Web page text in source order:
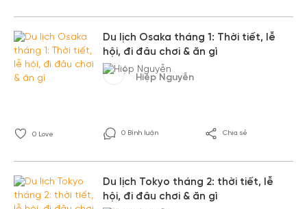
Du lịch Osaka tháng 1: Thời tiết, lễ
hội, đi đâu chơi & ăn gì
Hiệp Nguyễn
0 Love 0 Bình luận Chia sẻ
Du lịch Tokyo tháng 2: thời tiết, lễ
hội, đi đâu chơi & ăn gì